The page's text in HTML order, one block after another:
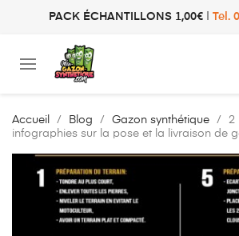
PACK ÉCHANTILLONS 1,00€| Tel.
Accueil Blog Gazon synthétique
2
infographies sur la pose et la livraison de